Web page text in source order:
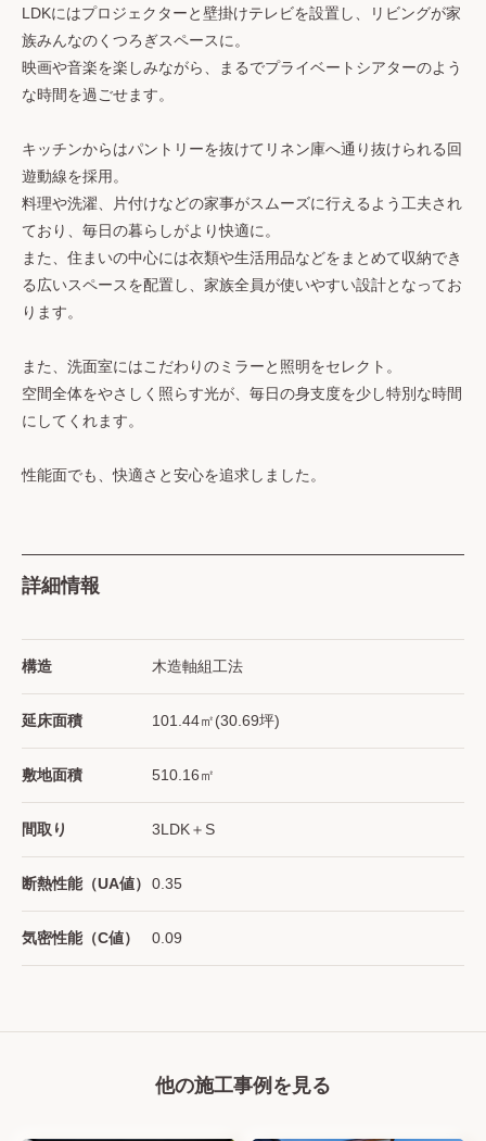
LDKにはプロジェクターと壁掛けテレビを設置し、リビングが家
族みんなのくつろぎスペースに。
映画や音楽を楽しみながら、まるでプライベートシアターのよう
な時間を過ごせます。
キッチンからはパントリーを抜けてリネン庫へ通り抜けられる回
遊動線を採用。
料理や洗濯、片付けなどの家事がスムーズに行えるよう工夫され
ており、毎日の暮らしがより快適に。
また、住まいの中心には衣類や生活用品などをまとめて収納でき
る広いスペースを配置し、家族全員が使いやすい設計となってお
ります。
また、洗面室にはこだわりのミラーと照明をセレクト。
空間全体をやさしく照らす光が、毎日の身支度を少し特別な時間
にしてくれます。
性能面でも、快適さと安心を追求しました。
詳細情報
構造 木造軸組工法
延床面積 101.44㎡(30.69坪)
敷地面積 510.16㎡
間取り 3LDK＋S
断熱性能（UA値） 0.35
気密性能（C値） 0.09
他の施工事例を見る